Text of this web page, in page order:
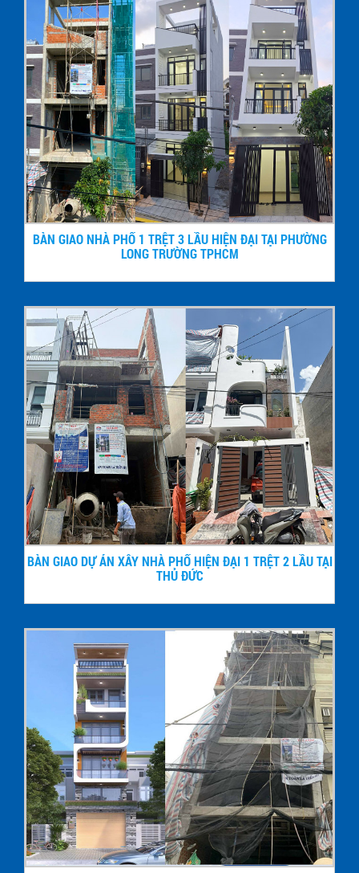
BÀN GIAO NHÀ PHỐ 1 TRỆT 3 LẦU HIỆN ĐẠI TẠI PHƯỜNG
LONG TRƯỜNG TPHCM
BÀN GIAO DỰ ÁN XÂY NHÀ PHỐ HIỆN ĐẠI 1 TRỆT 2 LẦU TẠI
THỦ ĐỨC